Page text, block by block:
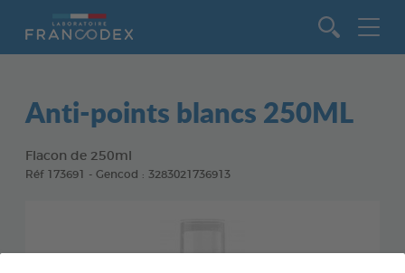
Anti-points blancs 250ML
Flacon de 250ml
Réf 173691 - Gencod : 3283021736913